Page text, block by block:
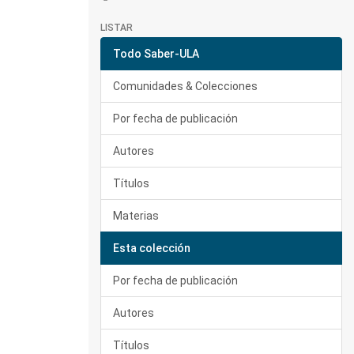
LISTAR
Todo Saber-ULA
Comunidades & Colecciones
Por fecha de publicación
Autores
Títulos
Materias
Esta colección
Por fecha de publicación
Autores
Títulos